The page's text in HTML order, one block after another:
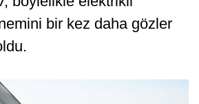
bir kez daha gözler